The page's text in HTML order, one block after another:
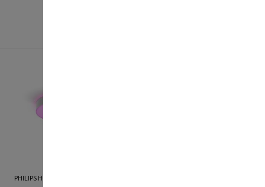
PHILIPS HUE